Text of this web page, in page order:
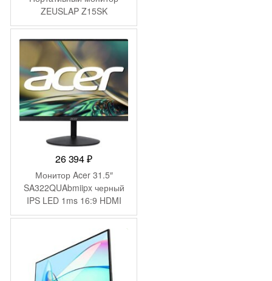
составляла
16
500 ₽.
490 ₽.
ZEUSLAP Z15SK
26 394₽
Монитор Acer 31.5″
SA322QUAbmiipx черный
IPS LED 1ms 16:9 HDMI
M/M 300cd 178гр/178гр
2560×1440 75Hz DP WQ
-2 100